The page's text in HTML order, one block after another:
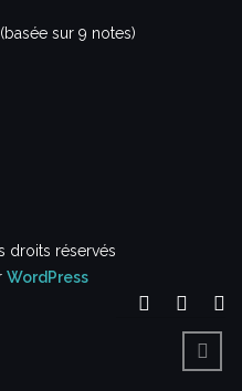
sur 9 notes)
droits réservés
WordPress